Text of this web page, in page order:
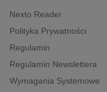
polityka,
psychologiczne
inne
popularno-
historia
Nexto Reader
Polityka Prywatności
Regulamin
Regulamin Newslettera
Wymagania Systemowe